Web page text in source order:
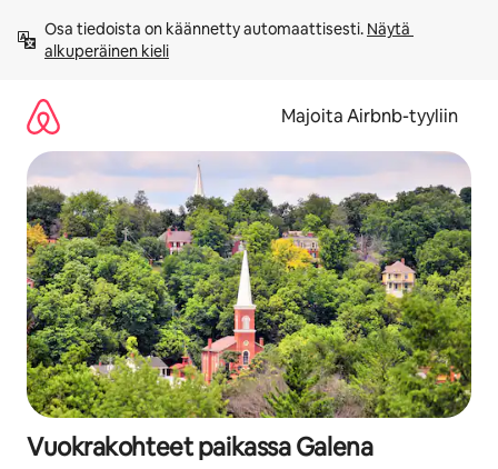
sisältö
väliin
Osa tiedoista on käännetty automaattisesti. Näytä
alkuperäinen kieli
Majoita Airbnb-tyyliin
Vuokrakohteet paikassa Galena